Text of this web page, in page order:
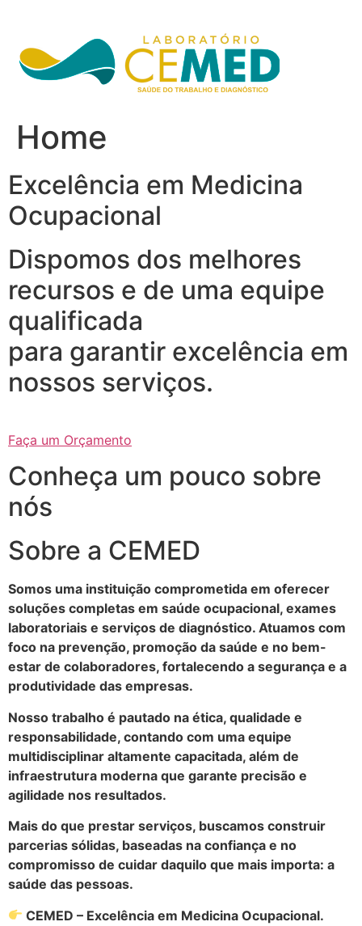
conteúdo
Home
Excelência em Medicina
Ocupacional
Dispomos dos melhores
recursos e de uma equipe
qualificada
para garantir excelência em
nossos serviços.
Faça um Orçamento
Conheça um pouco sobre
nós
Sobre a CEMED
Somos uma instituição comprometida em oferecer
soluções completas em saúde ocupacional, exames
laboratoriais e serviços de diagnóstico. Atuamos com
foco na prevenção, promoção da saúde e no bem-
estar de colaboradores, fortalecendo a segurança e a
produtividade das empresas.
Nosso trabalho é pautado na ética, qualidade e
responsabilidade, contando com uma equipe
multidisciplinar altamente capacitada, além de
infraestrutura moderna que garante precisão e
agilidade nos resultados.
Mais do que prestar serviços, buscamos construir
parcerias sólidas, baseadas na confiança e no
compromisso de cuidar daquilo que mais importa: a
saúde das pessoas.
CEMED – Excelência em Medicina Ocupacional.